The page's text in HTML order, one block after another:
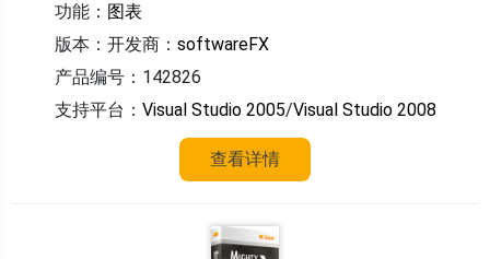
功能： 图表
版本： 开发商： softwareFX
产品编号：142826
支持平台： Visual Studio 2005/Visual Studio 2008
查看详情